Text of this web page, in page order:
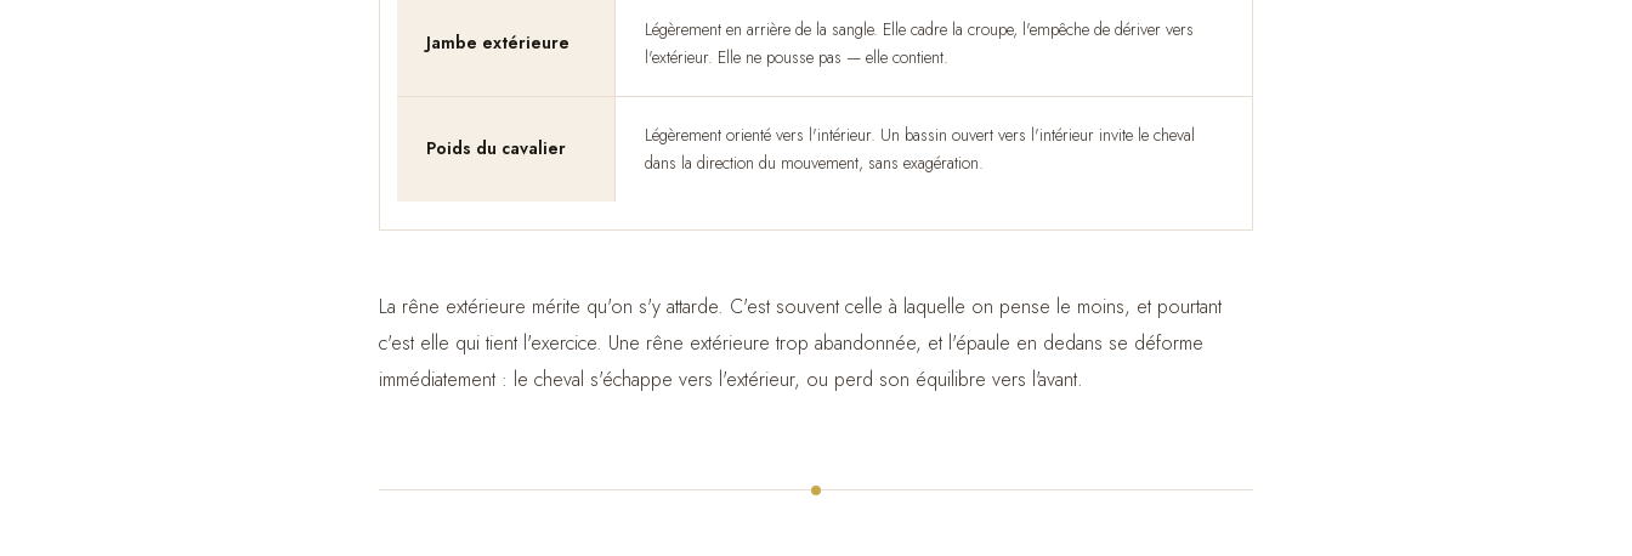
Jambe extérieure
Légèrement en arrière de la sangle. Elle cadre la croupe, l'empêche de dériver vers
l'extérieur. Elle ne pousse pas — elle contient.
Poids du cavalier
Légèrement orienté vers l'intérieur. Un bassin ouvert vers l'intérieur invite le cheval
dans la direction du mouvement, sans exagération.
La rêne extérieure mérite qu'on s'y attarde. C'est souvent celle à laquelle on pense le moins, et pourtant
c'est elle qui tient l'exercice. Une rêne extérieure trop abandonnée, et l'épaule en dedans se déforme
immédiatement : le cheval s'échappe vers l'extérieur, ou perd son équilibre vers l'avant.